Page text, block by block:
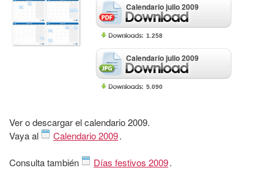
Calendario julio 2009
1.258
Calendario julio 2009
5.090
Ver o descargar el calendario 2009.
Vaya al
Calendario 2009.
Consulta también Días festivos 2009.